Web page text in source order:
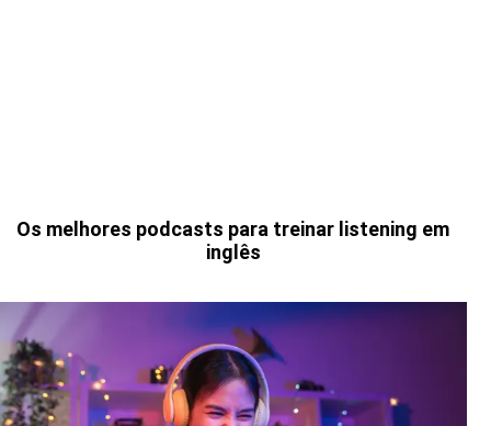
Os melhores podcasts para treinar listening em
inglês